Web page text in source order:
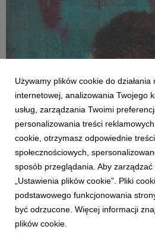
MUZYKA ZAGRANICZNA
Bella Kay wydaje
Reckless Abandon"
16 lipca 2026
Bella Kay wkracza w rok pełen
"iloveitiloveitiloveit" i właśnie kończy
koncertach wyczuwa się pewną
Używamy plików cookie do działania
internetowej, analizowania Twojego
usług, zarządzania Twoimi
personalizowania treści
cookie, otrzymasz odpowiednie
społecznościowych,
sposób przeglądania. Aby
„Ustawienia plików cookie”. Pliki
podstawowego funkcjonowania
być odrzucone. Więcej informacji
plików cookie.